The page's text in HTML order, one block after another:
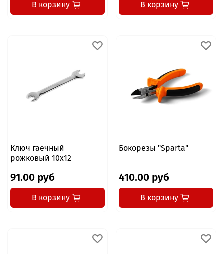
В корзину В корзину
Ключ гаечный
рожковый 10x12
91.00 руб
В корзину
Бокорезы "Sparta"
410.00 руб
В корзину